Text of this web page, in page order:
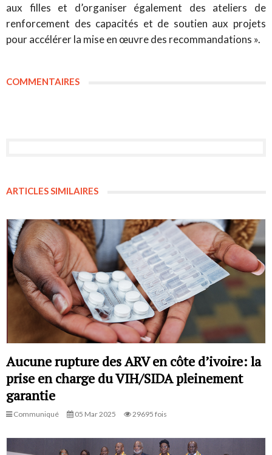
aux filles et d’organiser également des ateliers de
renforcement des capacités et de soutien aux projets
pour accélérer la mise en œuvre des recommandations ».
COMMENTAIRES
ARTICLES SIMILAIRES
Aucune rupture des ARV en côte d’ivoire: la
prise en charge du VIH/SIDA pleinement
garantie
Communiqué 05 Mar 2025 29695 fois